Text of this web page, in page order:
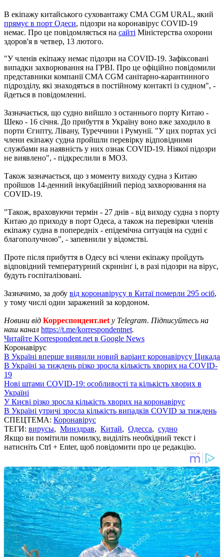
В екіпажу китайського суховантажу CMA CGM URAL, який
прямує в порт Одеси, підозри на коронавірус СОVID-19
немає. Про це повідомляється на сайті Міністерства охорони
здоров'я в четвер, 13 лютого.
"У членів екіпажу немає підозри на СОVID-19. Зафіксовані
випадки захворювання на ГРВІ. Про це офіційно повідомили
представники компанії CMA CGM санітарно-карантинного
підрозділу, які знаходяться в постійному контакті із судном", -
йдеться в повідомленні.
Зазначається, що судно вийшло з останнього порту Китаю -
Шеко - 16 січня. До прибуття в Україну воно вже заходило в
порти Єгипту, Лівану, Туреччини і Румунії. "У цих портах усі
члени екіпажу судна пройшли перевірку відповідними
службами на наявність у них ознак СОVID-19. Ніякої підозри
не виявлено", - підкреслили в МОЗ.
Також зазначається, що з моменту виходу судна з Китаю
пройшов 14-денний інкубаційний період захворювання на
СОVID-19.
"Також, враховуючи термін - 27 днів - від виходу судна з порту
Китаю до приходу в порт Одеса, а також на перевірки членів
екіпажу судна в попередніх - епідемічна ситуація на судні є
благополучною", - запевнили у відомстві.
Проте після прибуття в Одесу всі члени екіпажу пройдуть
відповідний температурний скринінґ і, в разі підозри на вірус,
будуть госпіталізовані.
Зазначимо, за добу від коронавірусу в Китаї померли 295 осіб,
у тому числі один заражений за кордоном.
Новини від Корреспондент.net у Telegram. Підписуйтесь на
наш канал https://t.me/korrespondentnet.
Читайте Korrespondent.net в Google News
Коронавірус
В Україні вперше виявили новий варіант коронавірусу Цикада
В Україні за тиждень різко зросла кількість хворих на COVID-
19
Нові штами COVID-19: особливості та кількість хворих в
Україні
У Києві різко зросла кількість хворих на коронавірус
В Україні утричі зросла кількість випадків COVID за тиждень
СПЕЦТЕМА: Коронавірус
ТЕГИ: вирусы, Минздрав, Китай, Одесса, судно
Якщо ви помітили помилку, виділіть необхідний текст і
натисніть Ctrl + Enter, щоб повідомити про це редакцію.